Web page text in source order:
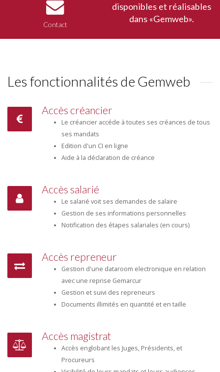
Contact
disponibles et réalisables
dans «Gemweb».
Les fonctionnalités de Gemweb
Accès créancier
Le créancier accéde à toutes ses créances de tous
ses mandats
Edition d'un CI en ligne
Aide à la déclaration de créance
Accès salarié
Le salarié voit ses demandes de salaire
Gestion de ses informations personnelles
Notification des étapes salariales (en cours)
Accès repreneur
Gestion d'une dataroom electronique en relation
avec une reprise Gemarcur
Gestion et suivi des repreneurs
Documents illimités en quantité et en taille
Accès magistrat
Accès englobant les Juges, Présidents, et
Procureurs